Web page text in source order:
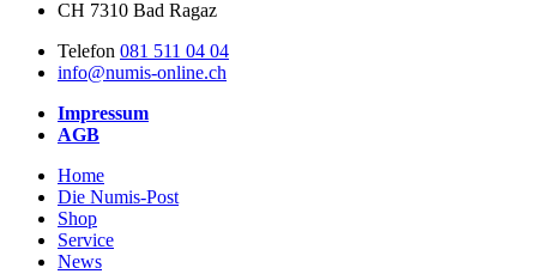
CH 7310 Bad Ragaz
Telefon 081 511 04 04
info@numis-online.ch
Impressum
AGB
Home
Die Numis-Post
Shop
Service
News